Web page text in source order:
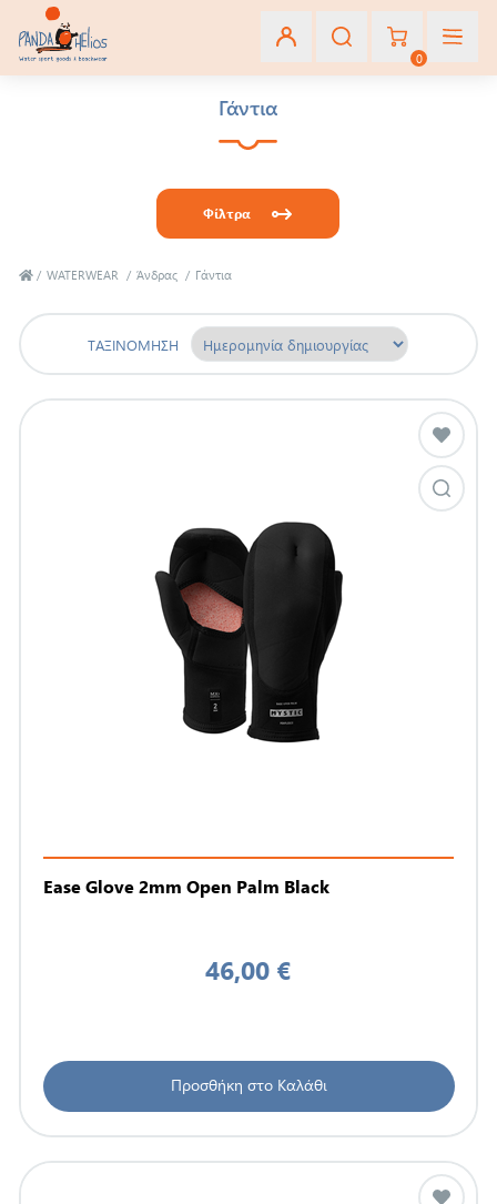
Εγγραφή
Σύνδεση
Αγαπημένα(0)
0
Γάντια
Φίλτρα
/ WATERWEAR / Άνδρας / Γάντια
ΤΑΞΙΝΌΜΗΣΗ
Ease Glove 2mm Open Palm Black
46,00 €
Προσθήκη στο Καλάθι